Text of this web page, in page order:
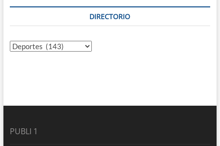
DIRECTORIO
Directorio
PUBLI 1